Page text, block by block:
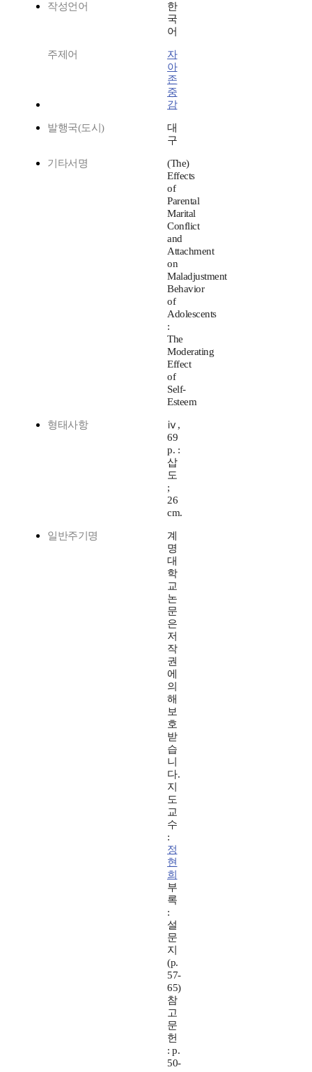
작성언어
한
국
어
주제어
자
아
존
중
감
발행국(도시)
대
구
기타서명
(The)
Effects
of
Parental
Marital
Conflict
and
Attachment
on
Maladjustment
Behavior
of
Adolescents
:
The
Moderating
Effect
of
Self-
Esteem
형태사항
ⅳ,
69
p. :
삽
도
;
26
cm.
일반주기명
계
명
대
학
교
논
문
은
저
작
권
에
의
해
보
호
받
습
니
다.
지
도
교
수
:
정
현
희
부
록
:
설
문
지
(p.
57-
65)
참
고
문
헌
: p.
50-